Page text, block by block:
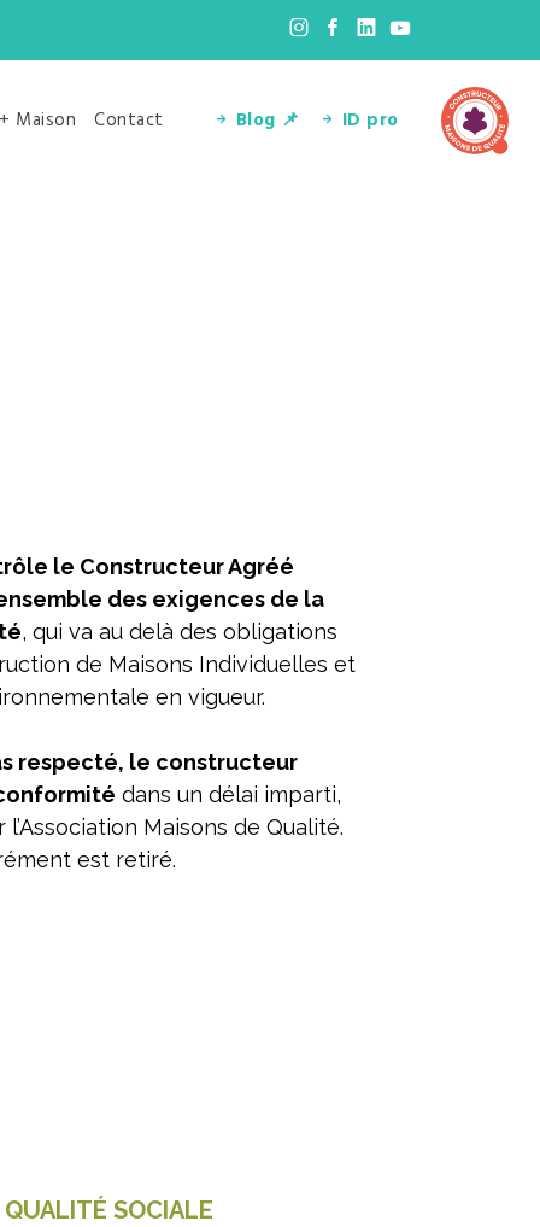
Maison Contact Blog 📌 ID pro